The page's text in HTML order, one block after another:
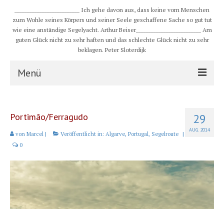
__________________________ Ich gehe davon aus, dass keine vom Menschen
zum Wohle seines Körpers und seiner Seele geschaffene Sache so gut tut
wie eine anständige Segelyacht. Arthur Beiser__________________________ Am
guten Glück nicht zu sehr haften und das schlechte Glück nicht zu sehr
beklagen. Peter Sloterdijk
Menü
Schiff
Karte und Wind
Mittelmeer 2010-2013
29
AUG. 2014
Portimão/Ferragudo
von Marcel | Veröffentlicht in: Algarve, Portugal, Segelroute
|
0